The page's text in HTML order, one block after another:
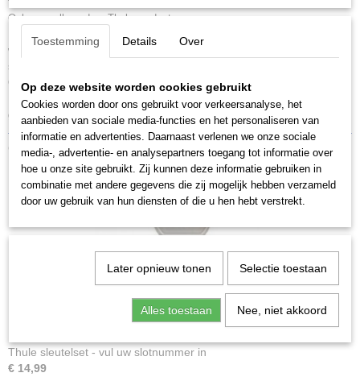
Ook voor alle andere Thule producten.
De sleutels en sloten zijn genummerd van N 001 tot en met N 250. Op
wat oudere Thule producten staat het N nummer op de cilinder en de
sleutel.
Op de nieuwere producten staat het N nummer enkel nog op de sleutel.
Bent u die sleutels kwijt? Als het goed is heeft u, of degene waar u het
gekocht heeft het N nummer genoteerd.
Ook interessant
Thule sleutelset - vul uw slotnummer in
€ 14,99
Toestemming Details Over
Op deze website worden cookies gebruikt
Cookies worden door ons gebruikt voor verkeersanalyse, het
aanbieden van sociale media-functies en het personaliseren van
informatie en advertenties. Daarnaast verlenen we onze sociale
media-, advertentie- en analysepartners toegang tot informatie over
hoe u onze site gebruikt. Zij kunnen deze informatie gebruiken in
combinatie met andere gegevens die zij mogelijk hebben verzameld
door uw gebruik van hun diensten of die u hen hebt verstrekt.
Later opnieuw tonen Selectie toestaan
Alles toestaan Nee, niet akkoord